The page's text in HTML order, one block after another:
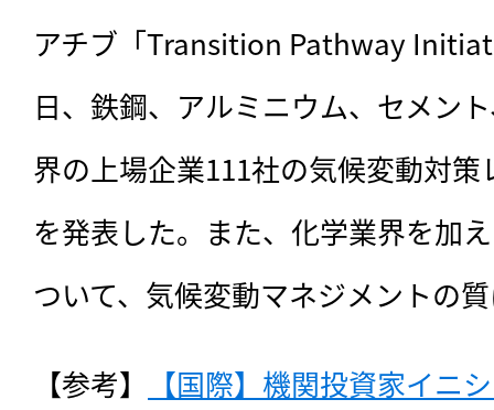
アチブ「Transition Pathway
日、鉄鋼、アルミニウム、セメン
界の上場企業111社の気候変動対
を発表した。また、化学業界を加
ついて、気候変動マネジメントの
【参考】
【国際】機関投資家イニ